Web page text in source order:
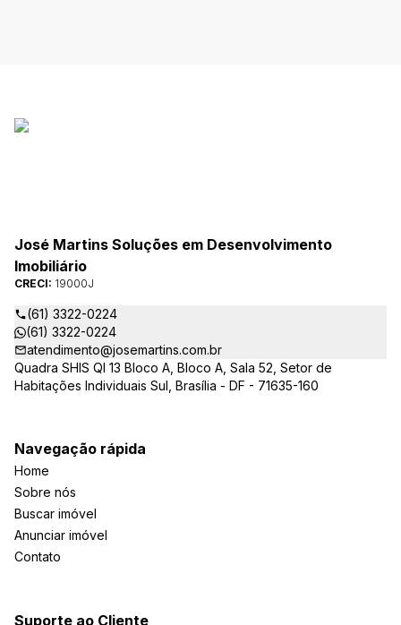
José Martins Soluções em Desenvolvimento
Imobiliário
CRECI: 19000J
(61) 3322-0224
(61) 3322-0224
atendimento@josemartins.com.br
Quadra SHIS QI 13 Bloco A, Bloco A, Sala 52, Setor de
Habitações Individuais Sul, Brasília - DF - 71635-160
Navegação rápida
Home
Sobre nós
Buscar imóvel
Anunciar imóvel
Contato
Suporte ao Cliente